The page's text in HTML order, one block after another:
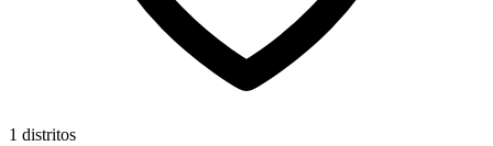
1 distritos